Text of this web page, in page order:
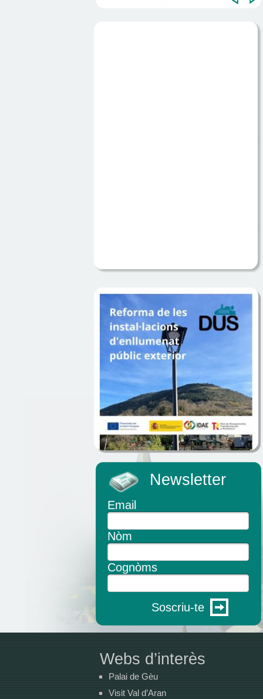
Newsletter
Email
Nòm
Cognòms
Soscriu-te
Webs d’interès
Palai de Gèu
Visit Val d’Aran